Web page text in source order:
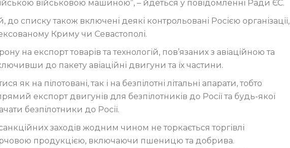
військовою машиною”, – йдеться у повідомленні Ради ЄС.
списку також включені деякі контрольовані Росією організації,
Криму чи Севастополі.
на експорт товарів та технологій, пов’язаних з авіаційною та
до пакету авіаційні двигуни та їх частини.
на пілотовані, так і на безпілотні літальні апарати, тобто
експорт двигунів для безпілотників до Росії та будь-якої
безпілотники до Росії.
заходів жодним чином не торкається торгівлі
продукцією, включаючи пшеницю та добрива.